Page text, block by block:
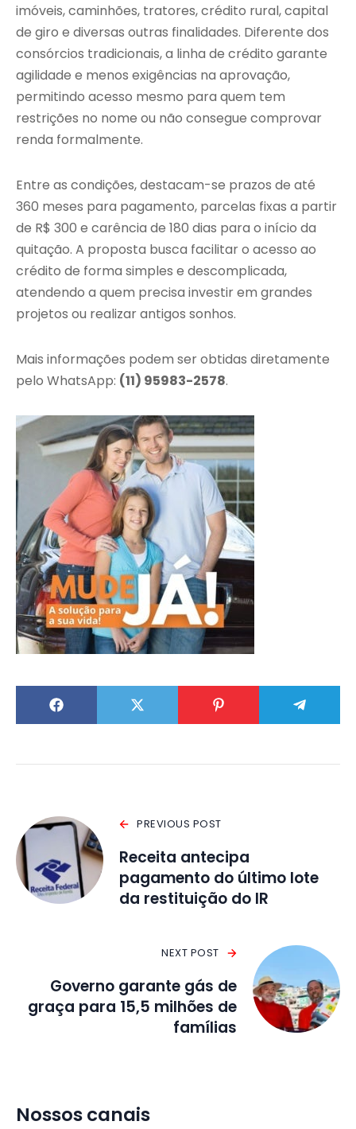
imóveis, caminhões, tratores, crédito rural, capital
de giro e diversas outras finalidades. Diferente dos
consórcios tradicionais, a linha de crédito garante
agilidade e menos exigências na aprovação,
permitindo acesso mesmo para quem tem
restrições no nome ou não consegue comprovar
renda formalmente.
Entre as condições, destacam-se prazos de até
360 meses para pagamento, parcelas fixas a partir
de R$ 300 e carência de 180 dias para o início da
quitação. A proposta busca facilitar o acesso ao
crédito de forma simples e descomplicada,
atendendo a quem precisa investir em grandes
projetos ou realizar antigos sonhos.
Mais informações podem ser obtidas diretamente
pelo WhatsApp: (11) 95983-2578.
PREVIOUS POST
Receita antecipa
pagamento do último lote
da restituição do IR
NEXT POST
Governo garante gás de
graça para 15,5 milhões de
famílias
Nossos canais